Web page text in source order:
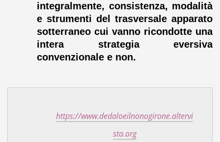
integralmente, consistenza, modalità
e strumenti del trasversale apparato
sotterraneo cui vanno ricondotte una
intera strategia eversiva
convenzionale e non.
https://www.dedaloeilnonogirone.altervi
sta.org